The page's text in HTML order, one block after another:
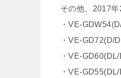
その他、2017
・VE-
・VE-GD72(D/
・VE-
・VE-